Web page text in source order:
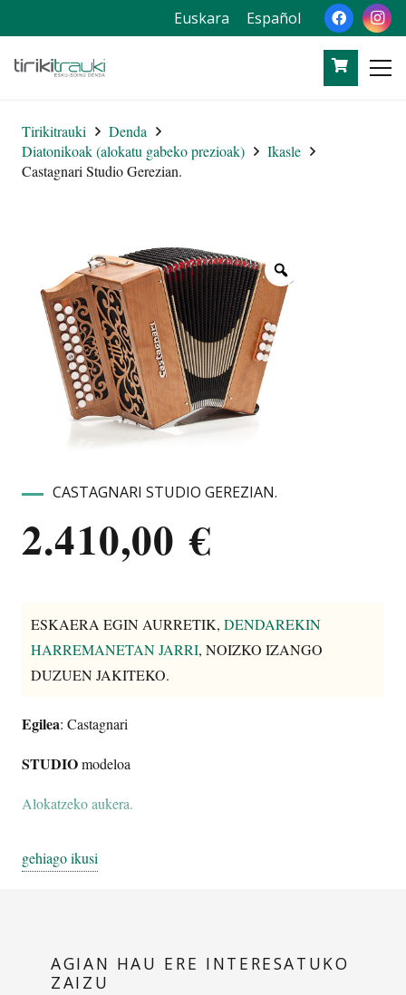
Euskara Español
Tirikitrauki
Denda
Diatonikoak (alokatu gabeko prezioak)
Ikasle
Castagnari Studio Gerezian.
CASTAGNARI STUDIO GEREZIAN.
2.410,00€
ESKAERA EGIN AURRETIK, DENDAREKIN
HARREMANETAN JARRI, NOIZKO IZANGO
DUZUEN JAKITEKO.
Egilea: Castagnari
STUDIOmodeloa
Alokatzeko aukera.
Ezaugarriak:
gehiago ikusi
AGIAN HAU ERE INTERESATUKO
ZAIZU